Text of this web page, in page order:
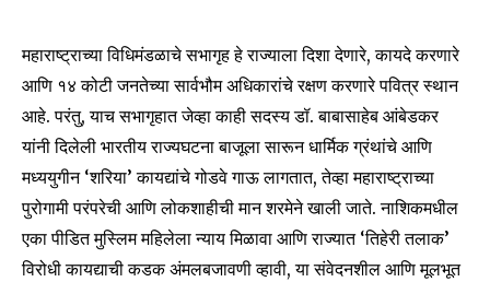
महाराष्ट्राच्या विधिमंडळाचे सभागृह हे राज्याला दिशा देणारे, कायदे करणारे
आणि १४ कोटी जनतेच्या सार्वभौम अधिकारांचे रक्षण करणारे पवित्र स्थान
आहे. परंतु, याच सभागृहात जेव्हा काही सदस्य डॉ. बाबासाहेब आंबेडकर
यांनी दिलेली भारतीय राज्यघटना बाजूला सारून धार्मिक ग्रंथांचे आणि
मध्ययुगीन ‘शरिया’ कायद्यांचे गोडवे गाऊ लागतात, तेव्हा महाराष्ट्राच्या
पुरोगामी परंपरेची आणि लोकशाहीची मान शरमेने खाली जाते. नाशिकमधील
एका पीडित मुस्लिम महिलेला न्याय मिळावा आणि राज्यात ‘तिहेरी तलाक’
विरोधी कायद्याची कडक अंमलबजावणी व्हावी, या संवेदनशील आणि मूलभूत